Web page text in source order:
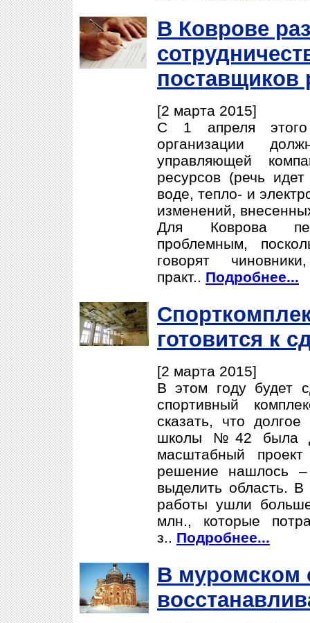
В Коврове
поставщиков
[2 марта 2015]
С 1 апреля этого
организации
управляющей
ресурсов (речь
воде, тепло- и
изменений,
Для Коврова
проблемным,
говорят
практ.. Подробнее...
готовится к
[2 марта 2015]
В этом году будет
спортивный
сказать, что
школы №42 была
масштабный
решение нашлось –
выделить область.
работы ушли
млн., которые
з.. Подробнее...
В муромском